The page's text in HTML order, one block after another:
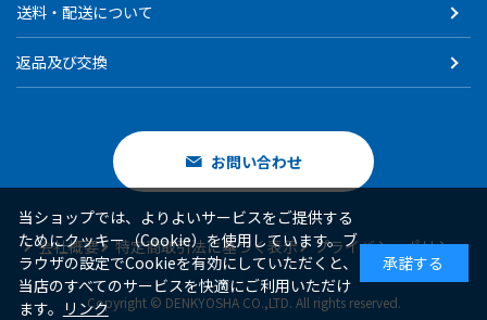
送料・配送について
返品及び交換
お問い合わせ
会社概要 特定商取引法に基づく表示 プライバシーポリシー
Copyright © DENKYOSHA CO.,LTD. All rights reserved.
当ショップでは、よりよいサービスをご提供する
ためにクッキー（Cookie）を使用しています。ブ
ラウザの設定でCookieを有効にしていただくと、
当店のすべてのサービスを快適にご利用いただけ
ます。 リンク
承諾する